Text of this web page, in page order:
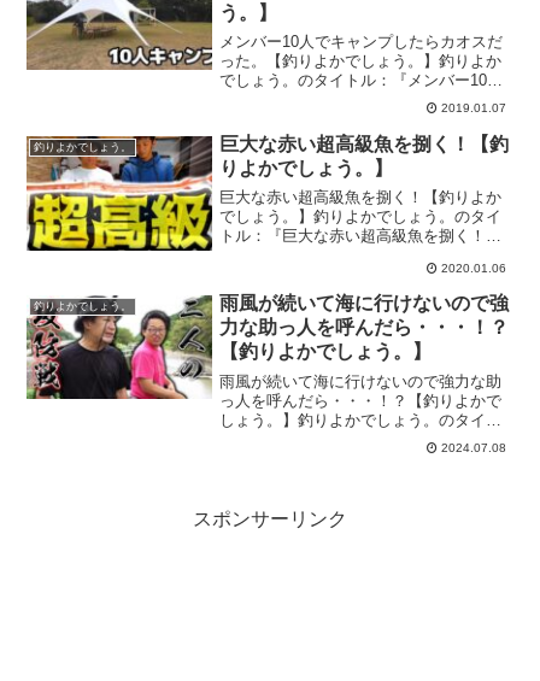
う。】
メンバー10人でキャンプしたらカオスだ
った。【釣りよかでしょう。】釣りよか
でしょう。のタイトル：『メンバー10人
でキャンプしたらカオスだった。』の釣
り動画です。『釣りよかでしょう。』は
Youtubeで活動する釣り好き集団。テーマ
は・・・「と...
2019.01.07
釣りよかでしょう。
巨大な赤い超高級魚を捌く！【釣
りよかでしょう。】
巨大な赤い超高級魚を捌く！【釣りよか
でしょう。】釣りよかでしょう。のタイ
トル：『巨大な赤い超高級魚を捌く！』
う。』はYoutubeで活動する釣り好き集
団。テーマは・・・「とにかく釣りの楽
しさを伝えたい！主にバ...
2020.01.06
釣りよかでしょう。
雨風が続いて海に行けないので強
力な助っ人を呼んだら・・・！？
【釣りよかでしょう。】
雨風が続いて海に行けないので強力な助
っ人を呼んだら・・・！？【釣りよかで
しょう。】釣りよかでしょう。のタイト
ル：『雨風が続いて海に行けないので強
力な助っ人を呼んだら・・・！？』の釣
2024.07.08
スポンサーリンク